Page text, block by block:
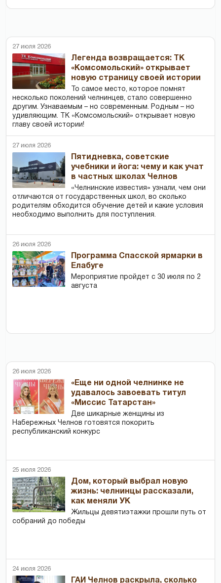
27 июля 2026
Легенда возвращается: ТК
«Комсомольский» открывает
новую страницу своей истории
То самое место, которое помнят
несколько поколений челнинцев, стало совершенно
другим. Узнаваемым – но современным. Родным – но
удивляющим. ТК «Комсомольский» открывает новую
главу своей истории!
27 июля 2026
Пятидневка, советские
учебники и йога: чему и как учат
в частных школах Челнов
«Челнинские известия» узнали, чем они
отличаются от государственных школ, во сколько
родителям обходится обучение детей и какие условия
необходимо выполнить для поступления.
26 июля 2026
Программа Спасской ярмарки в
Елабуге
Мероприятие пройдет с 30 июля по 2
августа
26 июля 2026
«Еще ни одной челнинке не
удавалось завоевать титул
«Миссис Татарстан»
Две шикарные женщины из
Набережных Челнов готовятся покорить
республиканский конкурс
25 июля 2026
Дом, который выбрал новую
жизнь: челнинцы рассказали,
как меняли УК
Жильцы девятиэтажки прошли путь от
собраний до победы
24 июля 2026
ГАИ Челнов раскрыла, сколько